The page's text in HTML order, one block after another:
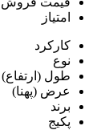
امتیاز
کارکرد
نوع
طول (ارتفاع)
عرض (پهنا)
برند
پکیج